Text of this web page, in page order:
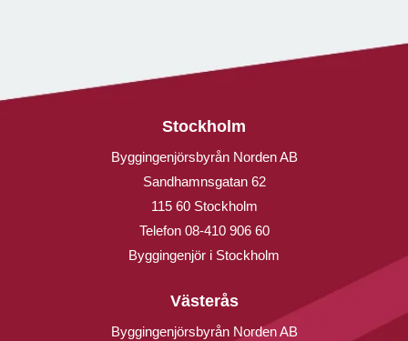
Stockholm
Byggingenjörsbyrån Norden AB
Sandhamnsgatan 62
115 60 Stockholm
Telefon 08-410 906 60
Byggingenjör i Stockholm
Västerås
Byggingenjörsbyrån Norden AB